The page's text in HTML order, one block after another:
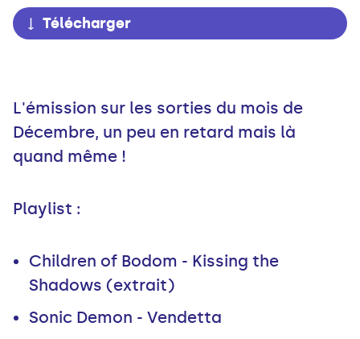
Télécharger
L'émission sur les sorties du mois de
Décembre, un peu en retard mais là
quand même !
Playlist :
Children of Bodom - Kissing the
Shadows (extrait)
Sonic Demon - Vendetta